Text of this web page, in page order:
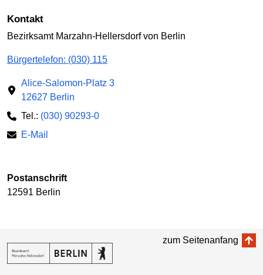
Kontakt
Bezirksamt Marzahn-Hellersdorf von Berlin
Bürgertelefon: (030) 115
Alice-Salomon-Platz 3
12627 Berlin
Tel.: (030) 90293-0
E-Mail
Postanschrift
12591 Berlin
zum Seitenanfang